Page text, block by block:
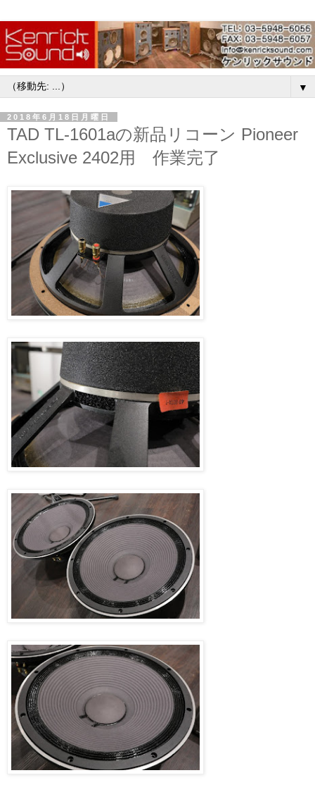
▼
2018年6月18日月曜日
TAD TL-1601aの新品リコーン Pioneer
Exclusive 2402用 作業完了